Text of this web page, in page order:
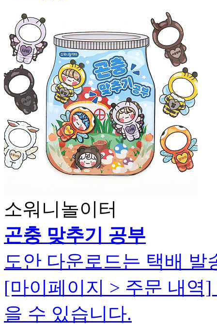
소워니놀이터
곤충 맞추기 공부
도안 다운로드는 택배 발
[마이페이지 > 주문 내역
을 수 있습니다.